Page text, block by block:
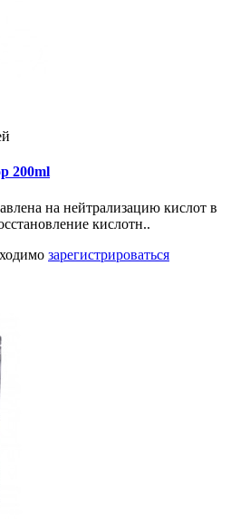
200ml
на нейтрализацию кислот в
кислотн..
зарегистрироваться